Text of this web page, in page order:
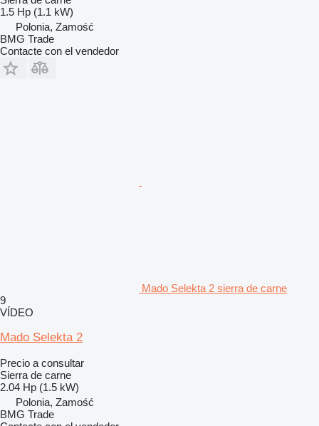
1.5 Hp (1.1 kW)
Polonia, Zamość
BMG Trade
Contacte con el vendedor
Mado Selekta 2 sierra de carne
9
VÍDEO
Mado Selekta 2
Precio a consultar
Sierra de carne
2.04 Hp (1.5 kW)
Polonia, Zamość
BMG Trade